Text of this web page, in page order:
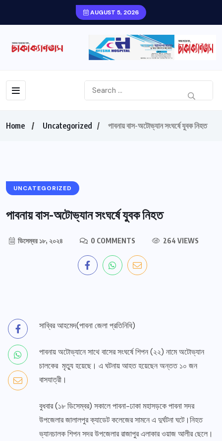
AUGUST 5, 2026
Home Uncategorized পাবনায় বাস-অটোভ্যান সংঘর্ষে যুবক নিহত
UNCATEGORIZED
পাবনায় বাস-অটোভ্যান সংঘর্ষে যুবক নিহত
ডিসেম্বর ১৮, ২০২৪ 0 COMMENTS 264 VIEWS
সাব্বির আহমেদ(পাবনা জেলা প্রতিনিধি)
পাবনায় অটোভ্যানে সাথে বাসের সংঘর্ষে শিপন (২২) নামে অটোভ্যান
চালকের মৃত্যু হয়েছে। এ ঘটনায় আহত হয়েছেন অন্তত ১০ জন
বাসযাত্রী।
বুধবার (১৮ ডিসেম্বর) সকালে পাবনা-ঢাকা মহাসড়কে পাবনা সদর
উপজেলার জালালপুর ক্যাডেট কলেজের সামনে এ দুর্ঘটনা ঘটে।নিহত
ভ্যানচালক শিপন সদর উপজেলার রাজাপুর এলাকার ওয়াজ আলীর ছেলে।